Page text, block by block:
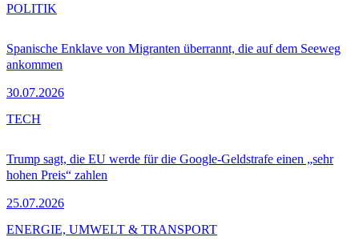
Spanische Enklave von Migranten überrannt, die auf dem Seeweg
ankommen
30.07.2026
POLITIK
Trump sagt, die EU werde für die Google-Geldstrafe einen „sehr
hohen Preis“ zahlen
25.07.2026
TECH
ENERGIE, UMWELT & TRANSPORT